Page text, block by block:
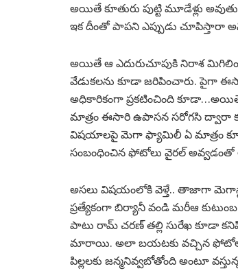
అయితే కూతురు పుట్టి మూడేళ్లు
ఇక దీంతో పాపని ఎప్పుడు చూపిస్తారా
అయితే ఆ ఎదురుచూపుకి నిరాశ
వేడుకలను కూడా జరిపించారు. పైగా
అధికారికంగా ప్రకటించింది
మాత్రం ఈసారి ఉపాసన సరోగసి ద్వారా
విషయాలపై మెగా ఫ్యామిలీ ఏ మాత్రం కూడా
సంబంధించిన ఫోటోలు వైరల్ అవ్వడంతో
అసలు విషయంలోకి వెళ్తే.. తాజాగా
ప్రత్యేకంగా బిర్యానీ వండి మరీఆ
పాటు రామ్ చరణ్ తల్లి సురేఖ కూడా
మారాయి. అలా బయటకు వచ్చిన
పిల్లలకు జన్మనివ్వబోతోంది అంటూ